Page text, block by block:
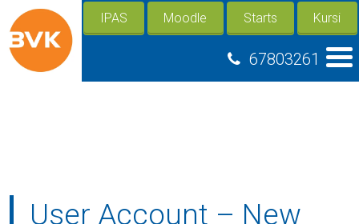
67803261
IPAS Moodle Starts Kursi
User Account – New